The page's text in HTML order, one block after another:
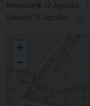
Mercoledì 12 Agosto
Sabato 15 Agosto
+
−